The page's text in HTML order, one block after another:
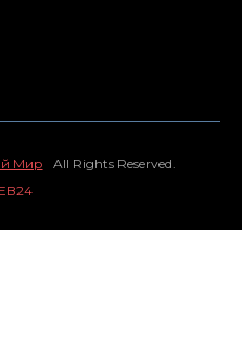
Мир All Rights Reserved.